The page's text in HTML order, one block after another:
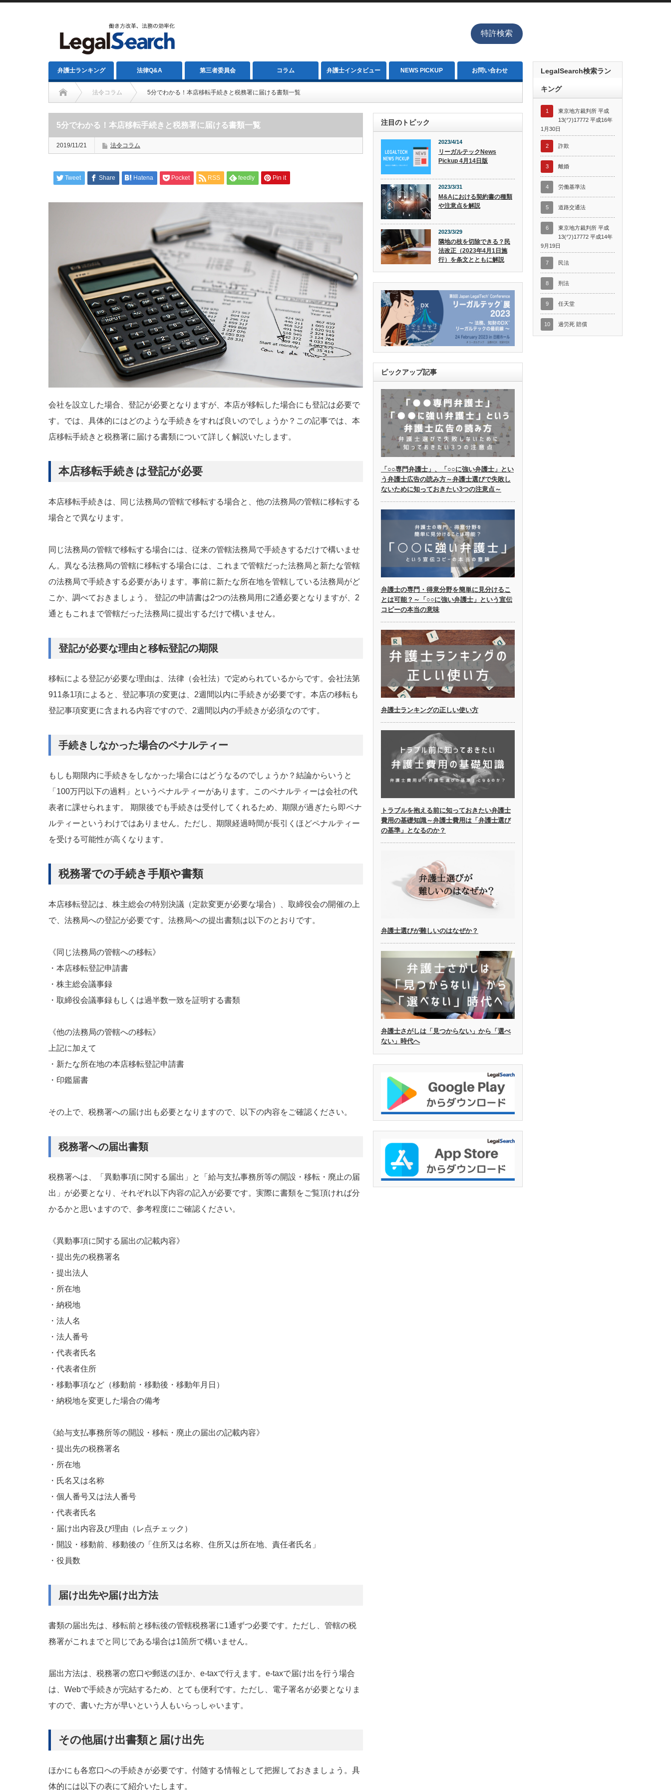
特許検索
弁護士ランキング 法律Q&A 第三者委員会 コラム 弁護士インタビュー NEWS PICKUP お問い合わせ
法令コラム 5分でわかる！本店移転手続きと税務署に届ける書類一覧
5分でわかる！本店移転手続きと税務署に届ける書類一覧
2019/11/21 法令コラム
Tweet Share Hatena Pocket RSS feedly Pin it
会社を設立した場合、登記が必要となりますが、本店が移転した場合にも登記は必要で
す。では、具体的にはどのような手続きをすれば良いのでしょうか？この記事では、本
店移転手続きと税務署に届ける書類について詳しく解説いたします。
本店移転手続きは登記が必要
本店移転手続きは、同じ法務局の管轄で移転する場合と、他の法務局の管轄に移転する
場合とで異なります。
同じ法務局の管轄で移転する場合には、従来の管轄法務局で手続きするだけで構いませ
ん。異なる法務局の管轄に移転する場合には、これまで管轄だった法務局と新たな管轄
の法務局で手続きする必要があります。事前に新たな所在地を管轄している法務局がど
こか、調べておきましょう。 登記の申請書は2つの法務局用に2通必要となりますが、2
通ともこれまで管轄だった法務局に提出するだけで構いません。
登記が必要な理由と移転登記の期限
移転による登記が必要な理由は、法律（会社法）で定められているからです。会社法第
911条1項によると、登記事項の変更は、2週間以内に手続きが必要です。本店の移転も
登記事項変更に含まれる内容ですので、2週間以内の手続きが必須なのです。
手続きしなかった場合のペナルティー
もしも期限内に手続きをしなかった場合にはどうなるのでしょうか？結論からいうと
「100万円以下の過料」というペナルティーがあります。このペナルティーは会社の代
表者に課せられます。 期限後でも手続きは受付してくれるため、期限が過ぎたら即ペナ
ルティーというわけではありません。ただし、期限経過時間が長引くほどペナルティー
を受ける可能性が高くなります。
税務署での手続き手順や書類
本店移転登記は、株主総会の特別決議（定款変更が必要な場合）、取締役会の開催の上
で、法務局への登記が必要です。法務局への提出書類は以下のとおりです。
《同じ法務局の管轄への移転》
・本店移転登記申請書
・株主総会議事録
・取締役会議事録もしくは過半数一致を証明する書類
《他の法務局の管轄への移転》
上記に加えて
・新たな所在地の本店移転登記申請書
・印鑑届書
その上で、税務署への届け出も必要となりますので、以下の内容をご確認ください。
税務署への届出書類
税務署へは、「異動事項に関する届出」と「給与支払事務所等の開設・移転・廃止の届
出」が必要となり、それぞれ以下内容の記入が必要です。実際に書類をご覧頂ければ分
かるかと思いますので、参考程度にご確認ください。
《異動事項に関する届出の記載内容》
・提出先の税務署名
・提出法人
・所在地
・納税地
・法人名
・法人番号
・代表者氏名
・代表者住所
・移動事項など（移動前・移動後・移動年月日）
・納税地を変更した場合の備考
《給与支払事務所等の開設・移転・廃止の届出の記載内容》
・提出先の税務署名
・所在地
・氏名又は名称
・個人番号又は法人番号
・代表者氏名
・届け出内容及び理由（レ点チェック）
・開設・移動前、移動後の「住所又は名称、住所又は所在地、責任者氏名」
・役員数
届け出先や届け出方法
書類の届出先は、移転前と移転後の管轄税務署に1通ずつ必要です。ただし、管轄の税
務署がこれまでと同じである場合は1箇所で構いません。
届出方法は、税務署の窓口や郵送のほか、e-taxで行えます。e-taxで届け出を行う場合
は、Webで手続きが完結するため、とても便利です。ただし、電子署名が必要となりま
すので、書いた方が早いという人もいらっしゃいます。
その他届け出書類と届け出先
ほかにも各窓口への手続きが必要です。付随する情報として把握しておきましょう。具
体的には以下の表にて紹介いたします。
注目のトピック
2023/4/14
リーガルテックNews
Pickup 4月14日版
2023/3/31
M&Aにおける契約書の種類
や注意点を解説
2023/3/29
隣地の枝を切除できる？民
法改正（2023年4月1日施
行）を条文とともに解説
ピックアップ記事
「○○専門弁護士」、「○○に強い弁護士」とい
う弁護士広告の読み方～弁護士選びで失敗し
ないために知っておきたい3つの注意点～
弁護士の専門・得意分野を簡単に見分けるこ
とは可能？～「○○に強い弁護士」という宣伝
コピーの本当の意味
弁護士ランキングの正しい使い方
トラブルを抱える前に知っておきたい弁護士
費用の基礎知識～弁護士費用は「弁護士選び
の基準」となるのか？
弁護士選びが難しいのはなぜか？
弁護士さがしは「見つからない」から「選べ
ない」時代へ
LegalSearch検索ラン
キング
1
東京地方裁判所 平成
13(ワ)17772 平成16年
1月30日
2 詐欺
3 離婚
4 労働基準法
5 道路交通法
6
東京地方裁判所 平成
13(ワ)17772 平成14年
9月19日
7 民法
8 刑法
9 任天堂
10 過労死 賠償